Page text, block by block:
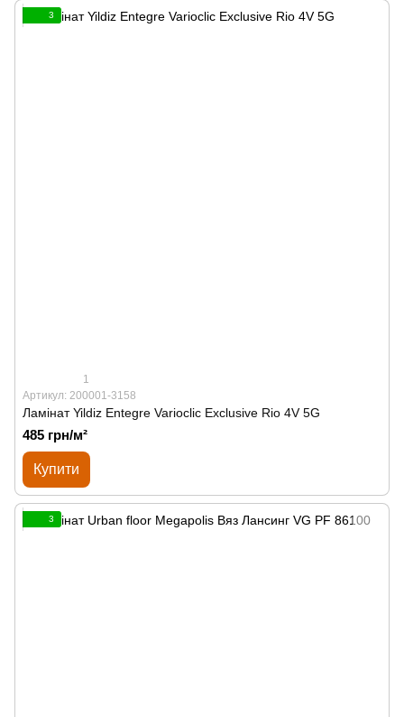
3
1
Артикул: 200001-3158
Ламінат Yildiz Entegre Varioclic Exclusive Rio 4V 5G
485 грн/м²
Купити
3